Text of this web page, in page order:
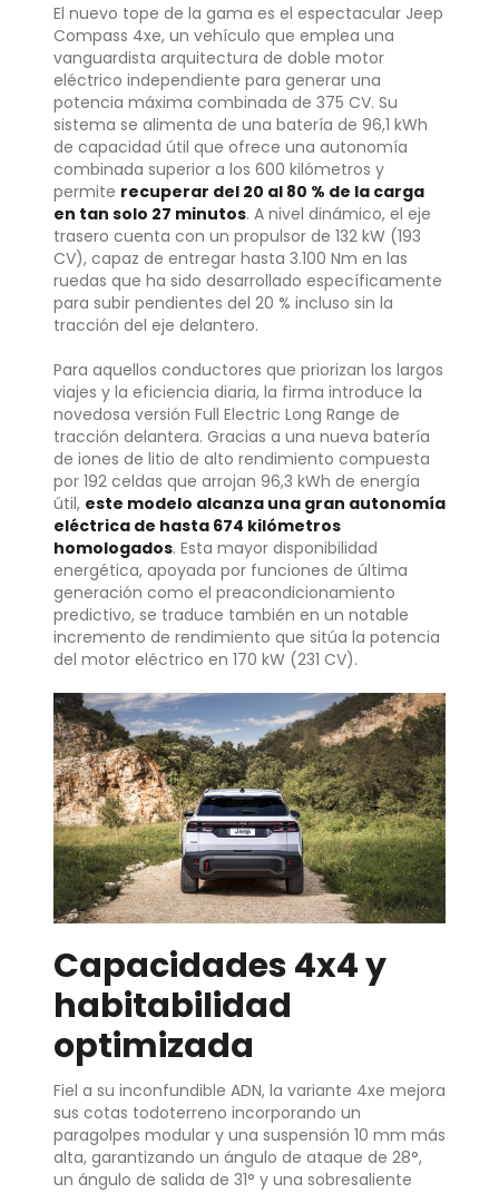
El nuevo tope de la gama es el espectacular Jeep
Compass 4xe, un vehículo que emplea una
vanguardista arquitectura de doble motor
eléctrico independiente para generar una
potencia máxima combinada de 375 CV. Su
sistema se alimenta de una batería de 96,1 kWh
de capacidad útil que ofrece una autonomía
combinada superior a los 600 kilómetros y
permite recuperar del 20 al 80 % de la carga
en tan solo 27 minutos. A nivel dinámico, el eje
trasero cuenta con un propulsor de 132 kW (193
CV), capaz de entregar hasta 3.100 Nm en las
ruedas que ha sido desarrollado específicamente
para subir pendientes del 20 % incluso sin la
tracción del eje delantero.
Para aquellos conductores que priorizan los largos
viajes y la eficiencia diaria, la firma introduce la
novedosa versión Full Electric Long Range de
tracción delantera. Gracias a una nueva batería
de iones de litio de alto rendimiento compuesta
por 192 celdas que arrojan 96,3 kWh de energía
útil, este modelo alcanza una gran autonomía
eléctrica de hasta 674 kilómetros
homologados. Esta mayor disponibilidad
energética, apoyada por funciones de última
generación como el preacondicionamiento
predictivo, se traduce también en un notable
incremento de rendimiento que sitúa la potencia
del motor eléctrico en 170 kW (231 CV).
Capacidades 4x4 y
habitabilidad
optimizada
Fiel a su inconfundible ADN, la variante 4xe mejora
sus cotas todoterreno incorporando un
paragolpes modular y una suspensión 10 mm más
alta, garantizando un ángulo de ataque de 28°,
un ángulo de salida de 31° y una sobresaliente